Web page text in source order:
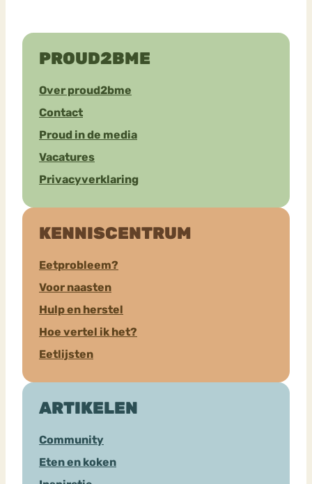
PROUD2BME
Over proud2bme
Contact
Proud in de media
Vacatures
Privacyverklaring
KENNISCENTRUM
Eetprobleem?
Voor naasten
Hulp en herstel
Hoe vertel ik het?
Eetlijsten
ARTIKELEN
Community
Eten en koken